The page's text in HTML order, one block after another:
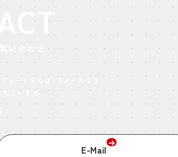
い合わせ
さいませ。
E-Mail